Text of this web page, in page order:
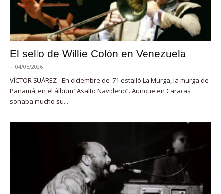
El sello de Willie Colón en Venezuela
- 04/05/2026
VÍCTOR SUÁREZ - En diciembre del 71 estalló La Murga, la murga de
Panamá, en el álbum “Asalto Navideño”. Aunque en Caracas
sonaba mucho su...